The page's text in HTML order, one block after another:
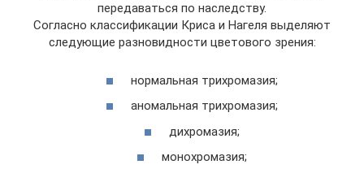
передаваться по наследству.
Согласно классификации Криса и Нагеля выделяют
следующие разновидности цветового зрения:
нормальная трихромазия;
аномальная трихромазия;
дихромазия;
монохромазия;